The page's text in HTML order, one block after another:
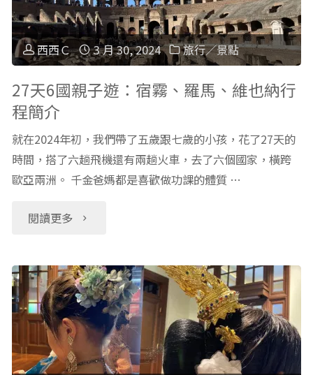
雪
人
冰
椎
藝
術"
古
蹟
澡
裡，
台
灣
親
親
西西Ｃ 3 月 30, 2024 旅行／景點
27天6國親子遊：宿霧、羅馬、維也納行
程簡介
就在2024年初，我們帶了五歲跟七歲的小孩，花了27天的
時間，搭了六趟飛機還有兩趟火車，去了六個國家，橫跨
歐亞兩洲。 千金爸媽都是喜歡做功課的體質 …
閱讀更多
"27
6
國
親